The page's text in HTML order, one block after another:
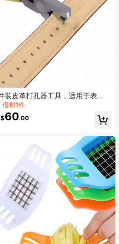
装皮革打孔器工具，适用于表
皮带、鞋带，男女通用手持打孔
具，适合男士礼物、情人节、婚礼
日
僅剩1件
60.00